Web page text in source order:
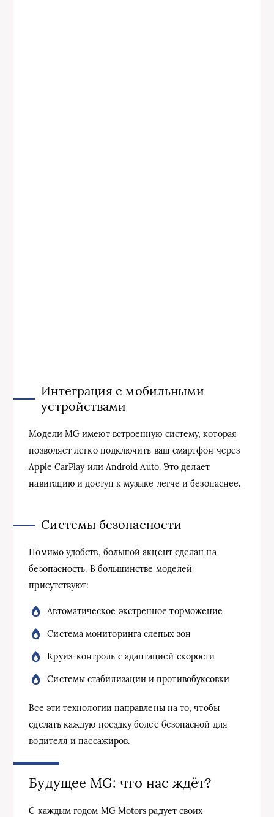
Интеграция с мобильными
устройствами
Модели MG имеют встроенную систему, которая
позволяет легко подключить ваш смартфон через
Apple CarPlay или Android Auto. Это делает
навигацию и доступ к музыке легче и безопаснее.
Системы безопасности
Помимо удобств, большой акцент сделан на
безопасность. В большинстве моделей
присутствуют:
Автоматическое экстренное торможение
Система мониторинга слепых зон
Круиз-контроль с адаптацией скорости
Системы стабилизации и противобуксовки
Все эти технологии направлены на то, чтобы
сделать каждую поездку более безопасной для
водителя и пассажиров.
Будущее MG: что нас ждёт?
С каждым годом MG Motors радует своих